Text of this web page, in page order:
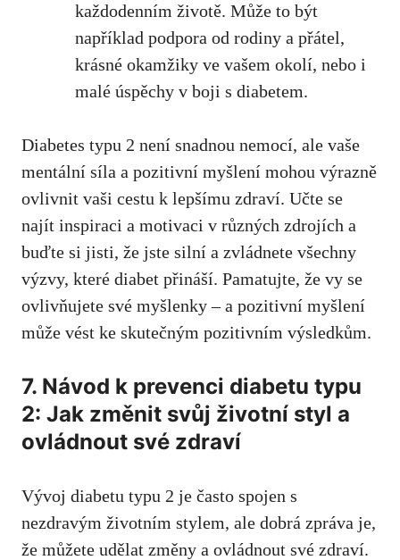
každodenním životě. ⁤Může to⁤ být
například podpora od rodiny‍ a ⁢přátel,
krásné okamžiky ve vašem okolí, nebo ‍i
malé ‍úspěchy v boji s diabetem.
Diabetes typu 2 není ⁤snadnou nemocí, ale vaše
mentální síla⁢ a ‍pozitivní myšlení mohou výrazně
ovlivnit vaši cestu k lepšímu ⁣zdraví. Učte se
⁣najít inspiraci a​ motivaci v různých zdrojích a‌
buďte si jisti, že ‍jste silní a zvládnete všechny
výzvy, které diabet přináší. Pamatujte,​ že vy se
ovlivňujete své myšlenky – a pozitivní myšlení
může vést⁣ ke skutečným pozitivním výsledkům.
7. Návod k prevenci diabetu typu
2:⁢ Jak změnit svůj životní styl a
ovládnout své zdraví
Vývoj diabetu typu 2 je často spojen⁣ s
nezdravým životním stylem, ale dobrá zpráva je,
že můžete udělat změny a‍ ovládnout své zdraví.